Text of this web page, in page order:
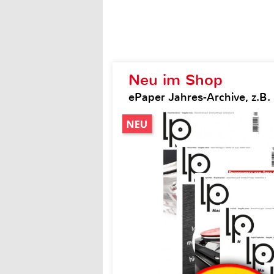
Neu im Shop
ePaper Jahres-Archive, z.B.